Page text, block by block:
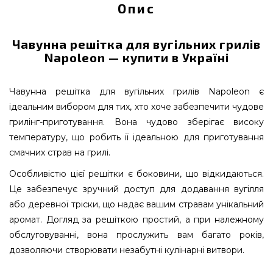
Опис
Чавунна решітка для вугільних грилів
Napoleon — купити в Україні
Чавунна решітка для вугільних грилів Napoleon є
ідеальним вибором для тих, хто хоче забезпечити чудове
грилінг-приготування. Вона чудово зберігає високу
температуру, що робить її ідеальною для приготування
смачних страв на грилі.
Особливістю цієї решітки є боковини, що відкидаються.
Це забезпечує зручний доступ для додавання вугілля
або деревної тріски, що надає вашим стравам унікальний
аромат. Догляд за решіткою простий, а при належному
обслуговуванні, вона прослужить вам багато років,
дозволяючи створювати незабутні кулінарні витвори.